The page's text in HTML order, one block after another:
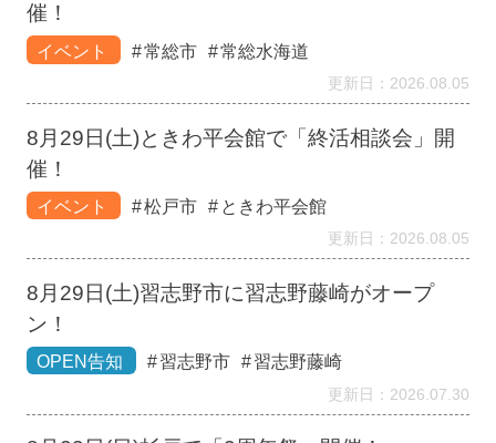
催！
イベント 常総市 常総水海道
更新日：2026.08.05
8月29日(土)ときわ平会館で「終活相談会」開
催！
イベント 松戸市 ときわ平会館
更新日：2026.08.05
8月29日(土)習志野市に習志野藤崎がオープ
ン！
OPEN告知 習志野市 習志野藤崎
更新日：2026.07.30